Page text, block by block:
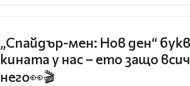
„Спайдър-мен: Нов ден“
кината у нас – ето защо
него👀🎬